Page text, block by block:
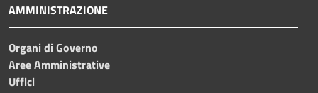
AMMINISTRAZIONE
Organi di Governo
Aree Amministrative
Uffici